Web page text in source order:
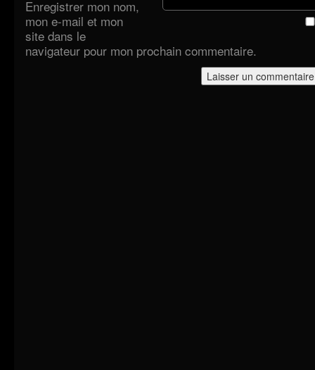
Enregistrer mon nom,
mon e-mail et mon
site dans le
navigateur pour mon prochain commentaire.